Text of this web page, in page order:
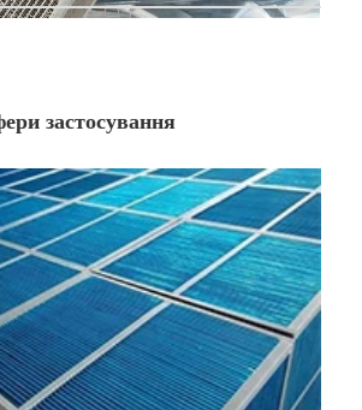
застосування